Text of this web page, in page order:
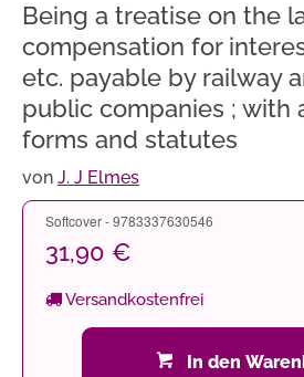
Being a treatise on the
compensation for
etc. payable by railway
public companies ; with
forms and statutes
von J. J Elmes
Softcover - 9783337630546
31,90 €
Versandkostenfrei
In den